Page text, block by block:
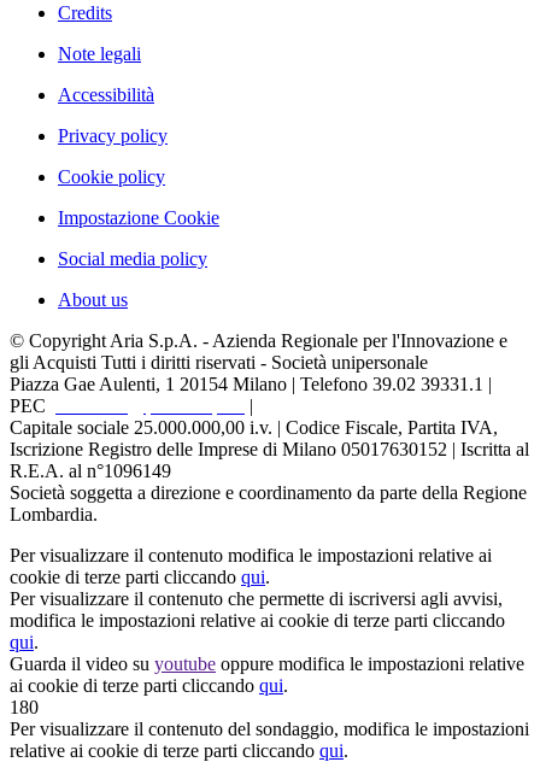
Credits
Note legali
Accessibilità
Privacy policy
Cookie policy
Impostazione Cookie
Social media policy
About us
© Copyright Aria S.p.A. - Azienda Regionale per l'Innovazione e
gli Acquisti Tutti i diritti riservati - Società unipersonale
Piazza Gae Aulenti, 1 20154 Milano | Telefono 39.02 39331.1 |
PEC
|
Capitale sociale 25.000.000,00 i.v. | Codice Fiscale, Partita IVA,
Iscrizione Registro delle Imprese di Milano 05017630152 | Iscritta al
R.E.A. al n°1096149
Società soggetta a direzione e coordinamento da parte della Regione
Lombardia.
Per visualizzare il contenuto modifica le impostazioni relative ai
cookie di terze parti cliccando qui.
Per visualizzare il contenuto che permette di iscriversi agli avvisi,
modifica le impostazioni relative ai cookie di terze parti cliccando
qui.
Guarda il video su youtube oppure modifica le impostazioni relative
ai cookie di terze parti cliccando qui.
180
Per visualizzare il contenuto del sondaggio, modifica le impostazioni
relative ai cookie di terze parti cliccando qui.